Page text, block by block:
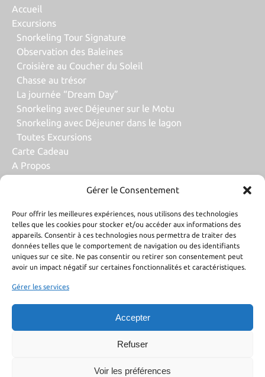
Gérer le Consentement
Pour offrir les meilleures expériences, nous utilisons des technologies
telles que les cookies pour stocker et/ou accéder aux informations des
appareils. Consentir à ces technologies nous permettra de traiter des
données telles que le comportement de navigation ou des identifiants
uniques sur ce site. Ne pas consentir ou retirer son consentement peut
avoir un impact négatif sur certaines fonctionnalités et caractéristiques.
Gérer les services
Accepter
Refuser
Voir les préférences
Accueil
Excursions
Snorkeling Tour Signature
Observation des Baleines
Croisière au Coucher du Soleil
Chasse au trésor
La journée “Dream Day”
Snorkeling avec Déjeuner sur le Motu
Snorkeling avec Déjeuner dans le lagon
Toutes Excursions
Carte Cadeau
A Propos
Contactez Nous
+68987764343
+68987764343
reefdiscovery@gmail.com
98730 Bora-Bora Îles Sous-le-Vent